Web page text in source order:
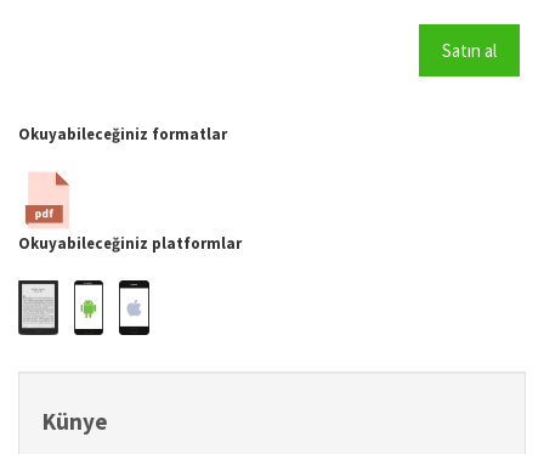
Satın al
Okuyabileceğiniz formatlar
Okuyabileceğiniz platformlar
Künye